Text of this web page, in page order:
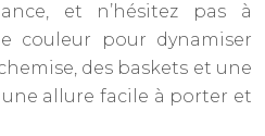
et n’hésitez pas à
couleur pour dynamiser
des baskets et une
allure facile à porter et